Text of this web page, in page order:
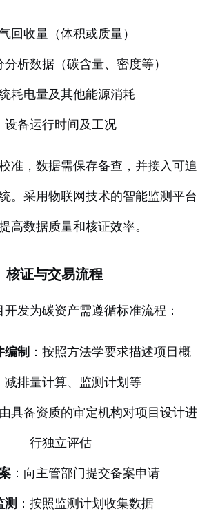
回收量（体积或质量）
析数据（碳含量、密度等）
耗电量及其他能源消耗
设备运行时间及工况
准，数据需保存备查，并接入可追
。采用物联网技术的智能监测平台
高数据质量和核证效率。
核证与交易流程
发为碳资产需遵循标准流程：
编制 ：按照方法学要求描述项目概
减排量计算、监测计划等
由具备资质的审定机构对项目设计进
行独立评估
：向主管部门提交备案申请
测 ：按照监测计划收集数据